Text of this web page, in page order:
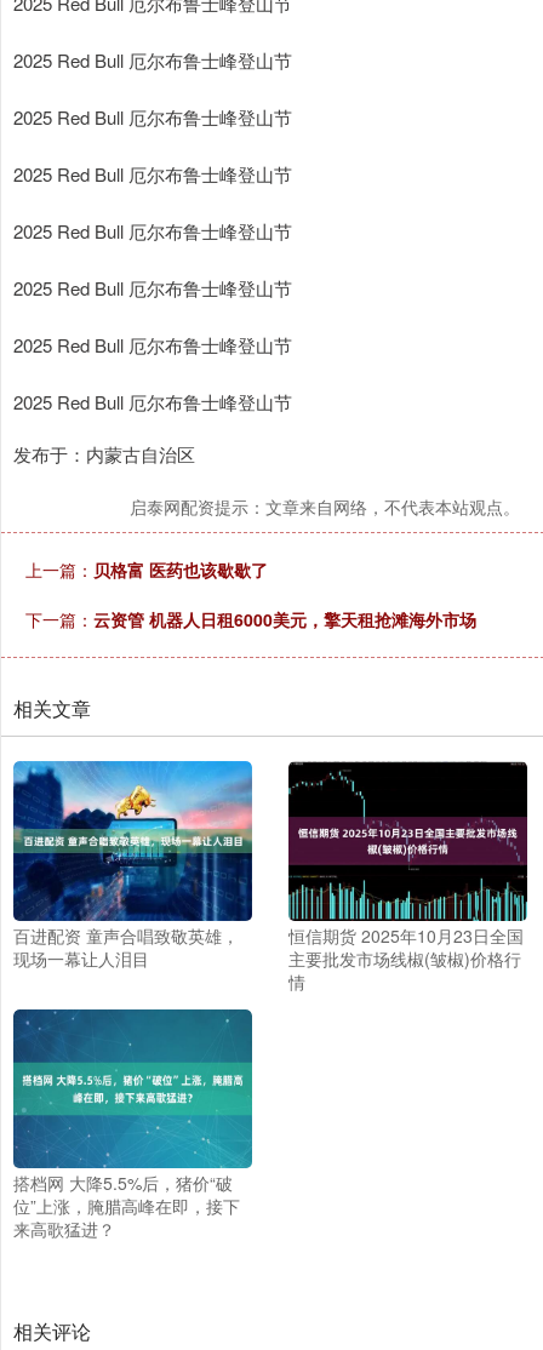
2025 Red Bull 厄尔布鲁士峰登山节
2025 Red Bull 厄尔布鲁士峰登山节
2025 Red Bull 厄尔布鲁士峰登山节
2025 Red Bull 厄尔布鲁士峰登山节
2025 Red Bull 厄尔布鲁士峰登山节
2025 Red Bull 厄尔布鲁士峰登山节
2025 Red Bull 厄尔布鲁士峰登山节
发布于：内蒙古自治区
启泰网配资提示：文章来自网络，不代表本站观点。
上一篇： 贝格富 医药也该歇歇了
下一篇： 云资管 机器人日租6000美元，擎天租抢滩海外市场
相关文章
百进配资 童声合唱致敬英雄，
现场一幕让人泪目
恒信期货 2025年10月23日全国
主要批发市场线椒(皱椒)价格行
情
搭档网 大降5.5%后，猪价“破
位”上涨，腌腊高峰在即，接下
来高歌猛进？
相关评论